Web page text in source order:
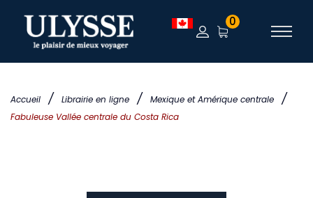
Accueil / Librairie en ligne / Mexique et Amérique centrale /
Fabuleuse Vallée centrale du Costa Rica
0